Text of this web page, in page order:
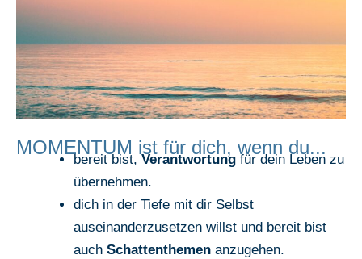
MOMENTUM ist für dich, wenn du...
bereit bist, Verantwortung für dein Leben zu
übernehmen.
dich in der Tiefe mit dir Selbst
auseinanderzusetzen willst und bereit bist
auch Schattenthemen anzugehen.